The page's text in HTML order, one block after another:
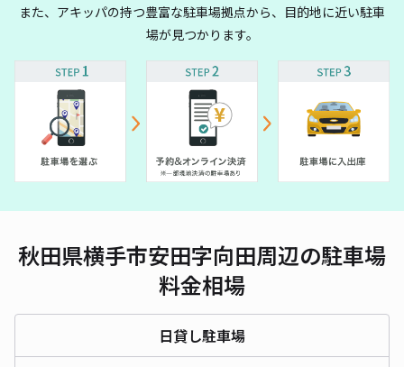
また、アキッパの持つ豊富な駐車場拠点から、目的地に近い駐車
場が見つかります。
秋田県横手市安田字向田周辺の駐車場
料金相場
日貸し駐車場